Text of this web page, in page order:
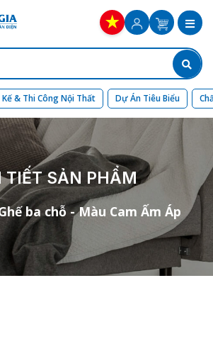
& Thi Công Nội Thất Dự Án Tiêu Biểu
TIẾT SẢN PHẨM
ba chỗ - Màu Cam Ấm Áp